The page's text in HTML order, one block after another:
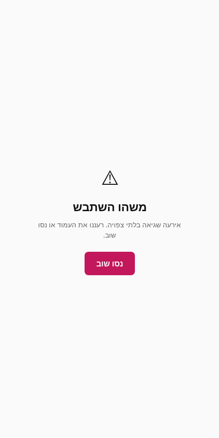
⚠️
משהו השתבש
אירעה שגיאה בלתי צפויה. רעננו את העמוד או נסו
שוב.
נסו שוב